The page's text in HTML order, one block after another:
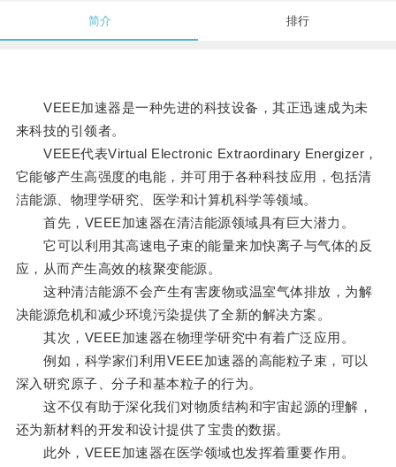
简介 排行
VEEE加速器是一种先进的科技设备，其正迅速成为未
来科技的引领者。
VEEE代表Virtual Electronic Extraordinary Energizer，
它能够产生高强度的电能，并可用于各种科技应用，包括清
洁能源、物理学研究、医学和计算机科学等领域。
首先，VEEE加速器在清洁能源领域具有巨大潜力。
它可以利用其高速电子束的能量来加快离子与气体的反
应，从而产生高效的核聚变能源。
这种清洁能源不会产生有害废物或温室气体排放，为解
决能源危机和减少环境污染提供了全新的解决方案。
其次，VEEE加速器在物理学研究中有着广泛应用。
例如，科学家们利用VEEE加速器的高能粒子束，可以
深入研究原子、分子和基本粒子的行为。
这不仅有助于深化我们对物质结构和宇宙起源的理解，
还为新材料的开发和设计提供了宝贵的数据。
此外，VEEE加速器在医学领域也发挥着重要作用。